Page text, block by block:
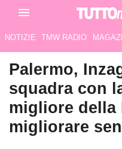
NOTIZIE TMW RADIO
Palermo,
squadra con
migliore della
migliorare